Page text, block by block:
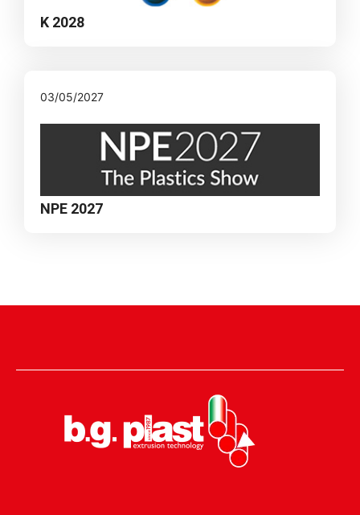
K 2028
03/05/2027
NPE 2027